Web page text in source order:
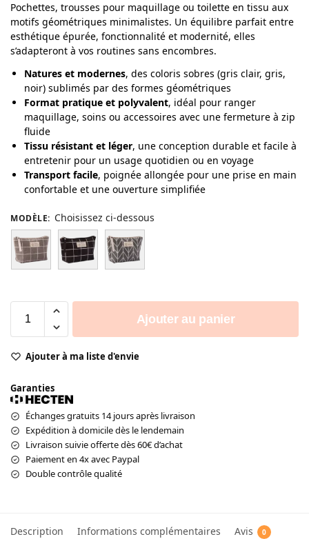
Pochettes, trousses pour maquillage ou toilette en tissu aux
motifs géométriques minimalistes. Un équilibre parfait entre
esthétique épurée, fonctionnalité et modernité, elles
s’adapteront à vos routines sans encombres.
Natures et modernes, des coloris sobres (gris clair, gris,
noir) sublimés par des formes géométriques
Format pratique et polyvalent, idéal pour ranger
maquillage, soins ou accessoires avec une fermeture à zip
fluide
Tissu résistant et léger, une conception durable et facile à
entretenir pour un usage quotidien ou en voyage
Transport facile, poignée allongée pour une prise en main
confortable et une ouverture simplifiée
MODÈLE: Choisissez ci-dessous
Ajouter au panier
Ajouter à ma liste d'envie
Garanties
Échanges gratuits 14 jours après livraison
Expédition à domicile dès le lendemain
Livraison suivie offerte dès 60€ d’achat
Paiement en 4x avec Paypal
Double contrôle qualité
Description Informations complémentaires Avis 0